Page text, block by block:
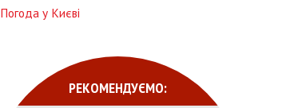
Погода у Києві
РЕКОМЕНДУЄМО: